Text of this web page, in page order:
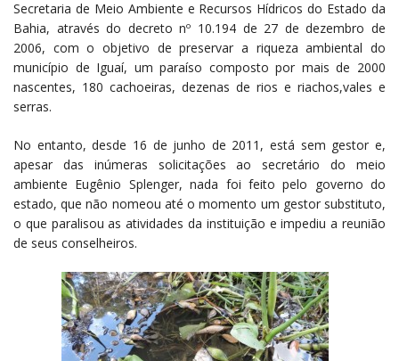
Secretaria de Meio Ambiente e Recursos Hídricos do Estado da
Bahia, através do decreto nº 10.194 de 27 de dezembro de
2006, com o objetivo de preservar a riqueza ambiental do
município de Iguaí, um paraíso composto por mais de 2000
nascentes, 180 cachoeiras, dezenas de rios e riachos,vales e
serras.
No entanto, desde 16 de junho de 2011, está sem gestor e,
apesar das inúmeras solicitações ao secretário do meio
ambiente Eugênio Splenger, nada foi feito pelo governo do
estado, que não nomeou até o momento um gestor substituto,
o que paralisou as atividades da instituição e impediu a reunião
de seus conselheiros.